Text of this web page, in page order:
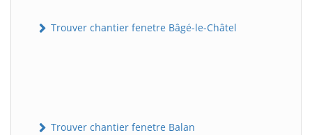
Trouver chantier fenetre Bâgé-le-Châtel
Trouver chantier fenetre Balan